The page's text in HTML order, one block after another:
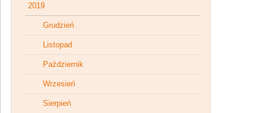
2019
Grudzień
Listopad
Październik
Wrzesień
Sierpień